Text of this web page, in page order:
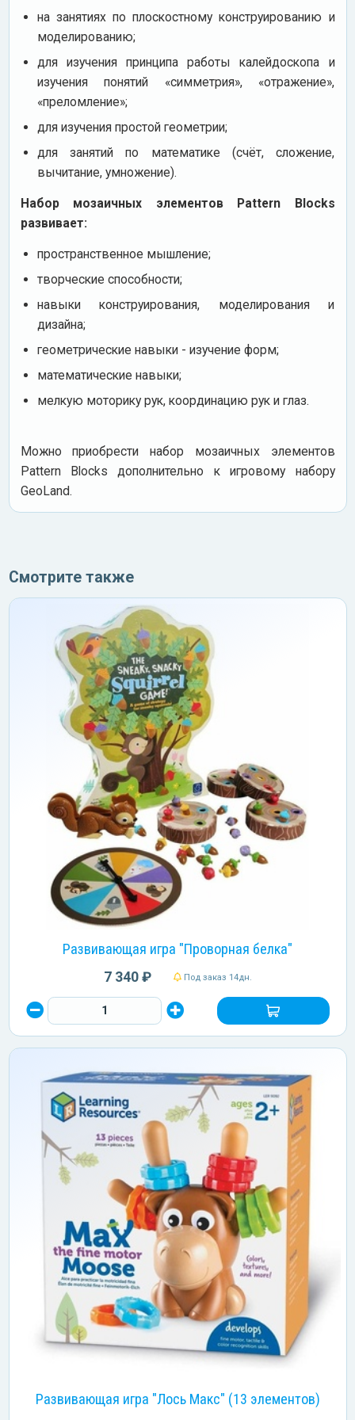
на занятиях по плоскостному конструированию и
моделированию;
для изучения принципа работы калейдоскопа и
изучения понятий «симметрия», «отражение»,
«преломление»;
для изучения простой геометрии;
для занятий по математике (счёт, сложение,
вычитание, умножение).
Набор мозаичных элементов Pattern Blocks
развивает:
пространственное мышление;
творческие способности;
навыки конструирования, моделирования и
дизайна;
геометрические навыки - изучение форм;
математические навыки;
мелкую моторику рук, координацию рук и глаз.
Можно приобрести набор мозаичных элементов
Pattern Blocks дополнительно к игровому набору
GeoLand.
Смотрите также
Развивающая игра "Проворная белка"
7 340 ₽ Под заказ 14дн.
Развивающая игра "Лось Макс" (13 элементов)